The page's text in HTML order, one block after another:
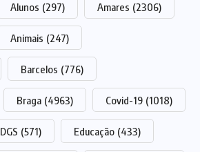
Alunos (297) Amares (2306)
Animais (247)
Barcelos (776)
Braga (4963) Covid-19 (1018)
DGS (571) Educação (433)